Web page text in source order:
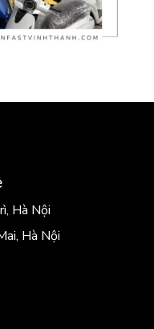
Hà Nội
Hà Nội